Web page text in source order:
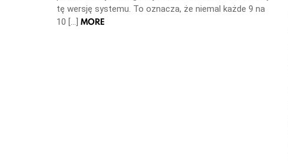
tę wersję systemu. To oznacza, że niemal każde 9 na
10 […] MORE